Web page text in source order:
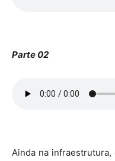
Parte 02
Ainda na